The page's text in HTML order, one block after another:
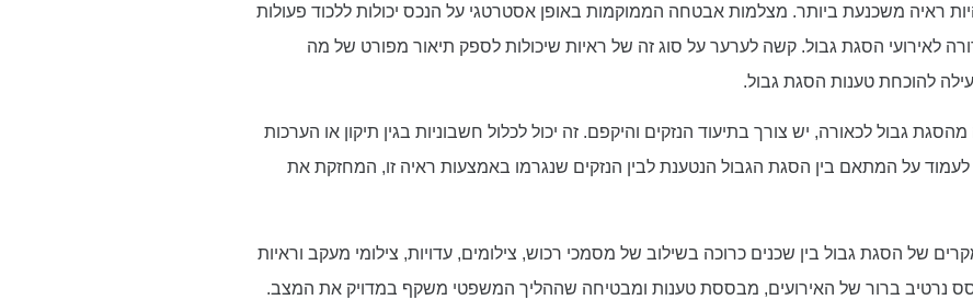
ראיה משכנעת ביותר. מצלמות אבטחה הממוקמות באופן אסטרטגי על הנכס יכולות ללכוד פעולות
לאירועי הסגת גבול. קשה לערער על סוג זה של ראיות שיכולות לספק תיאור מפורט של מה
להוכחת טענות הסגת גבול.
גבול לכאורה, יש צורך בתיעוד הנזקים והיקפם. זה יכול לכלול חשבוניות בגין תיקון או הערכות
על המתאם בין הסגת הגבול הנטענת לבין הנזקים שנגרמו באמצעות ראיה זו, המחזקת את
של הסגת גבול בין שכנים כרוכה בשילוב של מסמכי רכוש, צילומים, עדויות, צילומי מעקב וראיות
נרטיב ברור של האירועים, מבססת טענות ומבטיחה שההליך המשפטי משקף במדויק את המצב.